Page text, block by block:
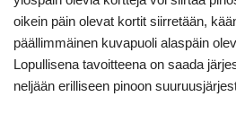
oikein päin olevat kortit siirretään,
päällimmäinen kuvapuoli alaspäin
Lopullisena tavoitteena on saada
neljään erilliseen pinoon